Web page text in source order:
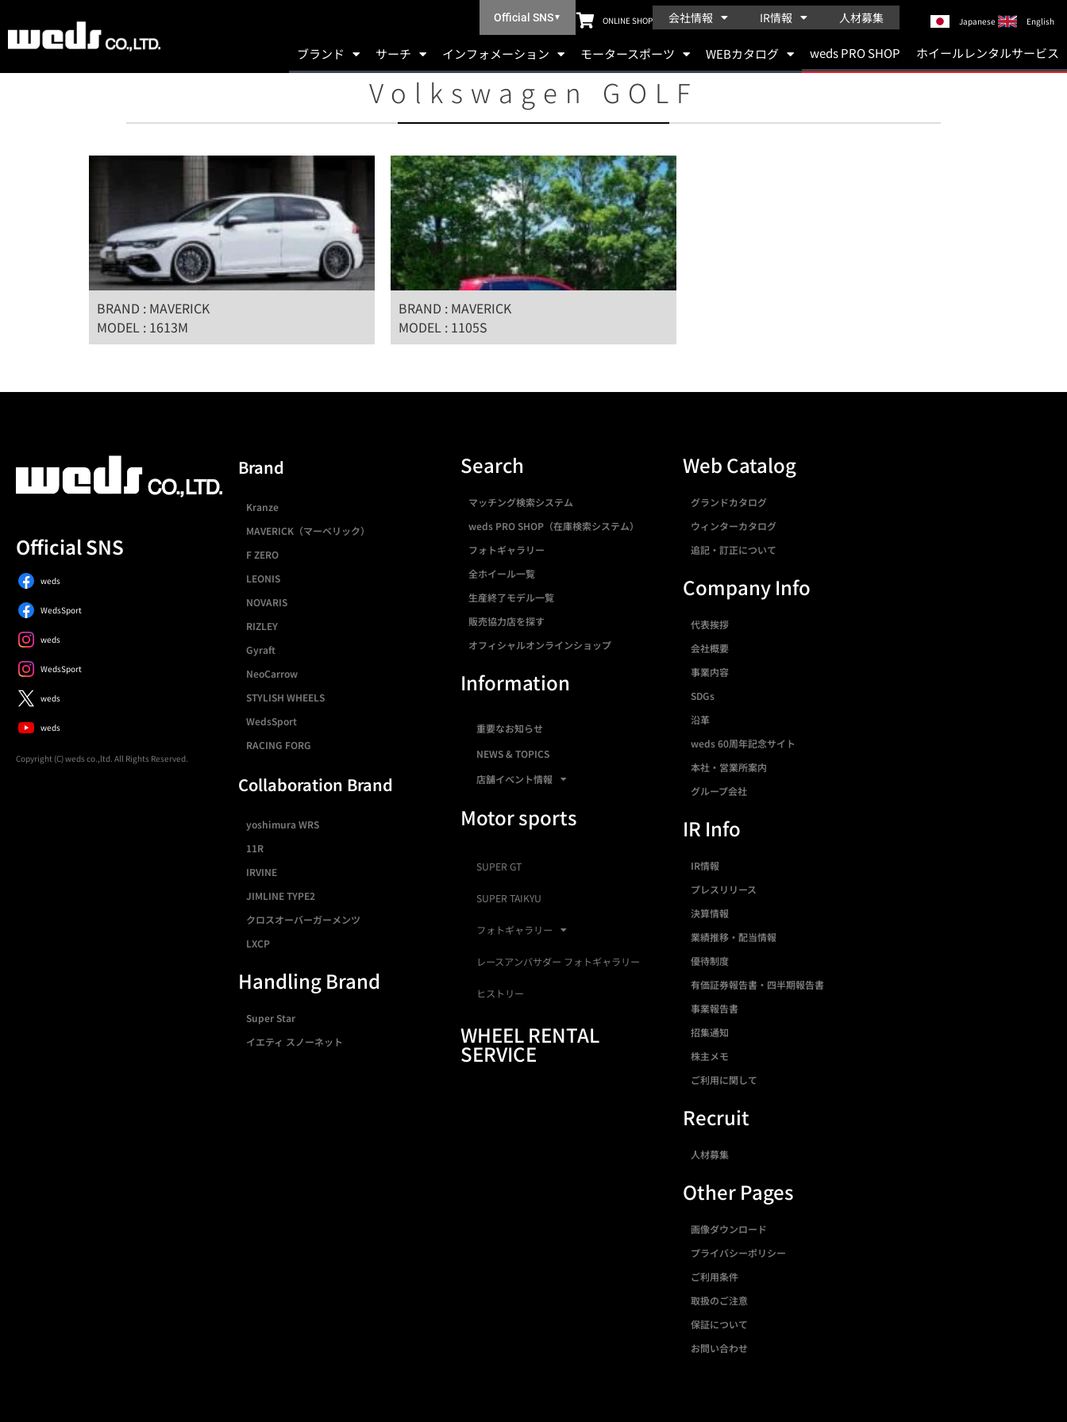
Official SNS▼ ONLINE SHOP 会社情報 IR情報 人材募集 Japanese English
ブランド サーチ インフォメーション モータースポーツ WEBカタログ weds PRO SHOP ホイールレンタルサービス
Volkswagen GOLF
BRAND : MAVERICK
MODEL : 1613M
BRAND : MAVERICK
MODEL : 1105S
Official SNS
weds
WedsSport
weds
WedsSport
weds
weds
Copyright (C) weds co.,ltd. All Rights Reserved.
Brand
Kranze
MAVERICK（マーベリック）
F ZERO
LEONIS
NOVARIS
RIZLEY
Gyraft
NeoCarrow
STYLISH WHEELS
WedsSport
RACING FORG
Collaboration Brand
yoshimura WRS
11R
IRVINE
JIMLINE TYPE2
クロスオーバーガーメンツ
LXCP
Handling Brand
Super Star
イエティ スノーネット
Search
マッチング検索システム
weds PRO SHOP（在庫検索システム）
フォトギャラリー
全ホイール一覧
生産終了モデル一覧
販売協力店を探す
オフィシャルオンラインショップ
Information
重要なお知らせ
NEWS & TOPICS
店舗イベント情報
Motor sports
SUPER GT
SUPER TAIKYU
フォトギャラリー
レースアンバサダー フォトギャラリー
ヒストリー
WHEEL RENTAL
SERVICE
Web Catalog
グランドカタログ
ウィンターカタログ
追記・訂正について
Company Info
代表挨拶
会社概要
事業内容
SDGs
沿革
weds 60周年記念サイト
本社・営業所案内
グループ会社
IR Info
IR情報
プレスリリース
決算情報
業績推移・配当情報
優待制度
有価証券報告書・四半期報告書
事業報告書
招集通知
株主メモ
ご利用に関して
Recruit
人材募集
Other Pages
画像ダウンロード
プライバシーポリシー
ご利用条件
取扱のご注意
保証について
お問い合わせ